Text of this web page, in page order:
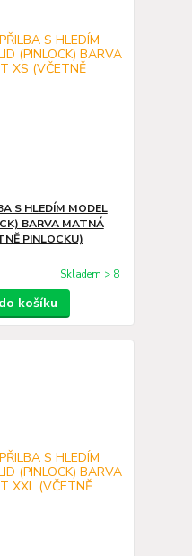
S HLEDÍM MODEL
BARVA MATNÁ
PINLOCKU)
Skladem > 8
košíku